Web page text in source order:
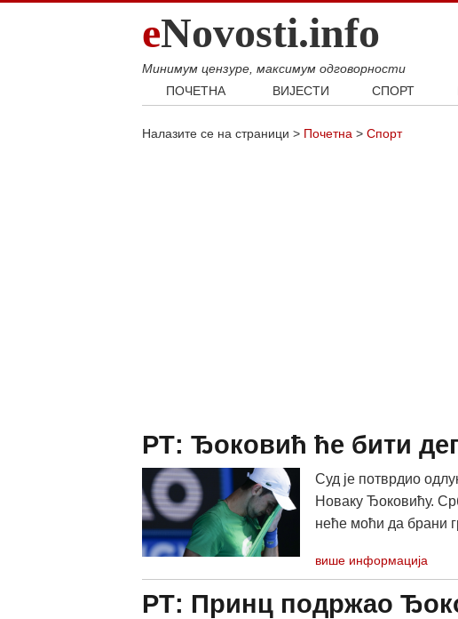
eNovosti.info
Минимум цензуре, максимум одговорности
ПОЧЕТНА
ВИЈЕСТИ
Балкан
СПОРТ
Кошарка
Налазите се на страници > Почетна > Спорт
РТ: Ђоковић ће бити
Суд је потврдио
Новаку Ђоковићу.
неће моћи да брани
више информација
РТ: Принц подржао